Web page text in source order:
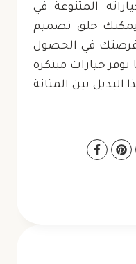
المتنوعة في
يمكنك خلق تصميم
في الحصول
نوفر خيارات مبتكرة
بين المتانة